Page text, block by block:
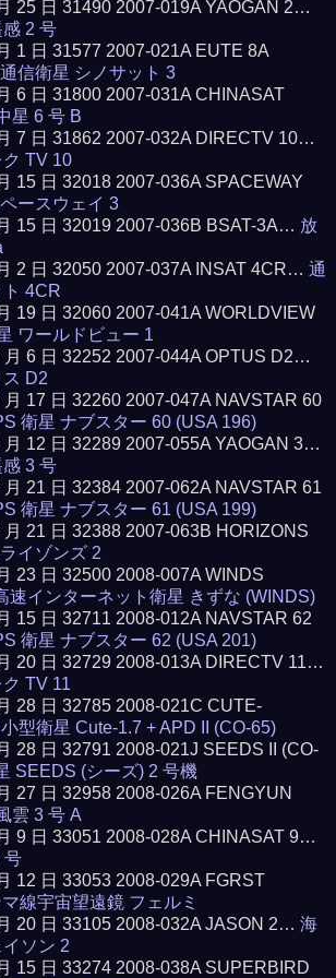
25 日 31490 2007-019A YAOGAN 2…
2 号
1 日 31577 2007-021A EUTE 8A
通信衛星 シノサット 3
6 日 31800 2007-031A CHINASAT
星 6 号 B
7 日 31862 2007-032A DIRECTV 10…
TV 10
15 日 32018 2007-036A SPACEWAY
ースウェイ 3
15 日 32019 2007-036B BSAT-3A… 放
2 日 32050 2007-037A INSAT 4CR…通
4CR
19 日 32060 2007-041A WORLDVIEW
ワールドビュー 1
月 6 日 32252 2007-044A OPTUS D2…
D2
月 17 日 32260 2007-047A NAVSTAR 60
衛星 ナブスター 60 (USA 196)
月 12 日 32289 2007-055A YAOGAN 3…
3 号
月 21 日 32384 2007-062A NAVSTAR 61
衛星 ナブスター 61 (USA 199)
月 21 日 32388 2007-063B HORIZONS
イゾンズ 2
23 日 32500 2008-007A WINDS
速インターネット衛星 きずな (WINDS)
15 日 32711 2008-012A NAVSTAR 62
衛星 ナブスター 62 (USA 201)
20 日 32729 2008-013A DIRECTV 11…
TV 11
28 日 32785 2008-021C CUTE-
型衛星 Cute-1.7 + APD II (CO-65)
28 日 32791 2008-021J SEEDS II (CO-
SEEDS (シーズ) 2 号機
27 日 32958 2008-026A FENGYUN
雲 3 号 A
9 日 33051 2008-028A CHINASAT 9…
号
12 日 33053 2008-029A FGRST
線宇宙望遠鏡 フェルミ
20 日 33105 2008-032A JASON 2…海
ソン 2
15 日 33274 2008-038A SUPERBIRD